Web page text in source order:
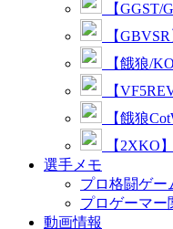
【GGST/
【
【餓狼/
【
【餓狼
【2XKO
選手メモ
プロ格闘ゲー
プロゲーマー
動画情報